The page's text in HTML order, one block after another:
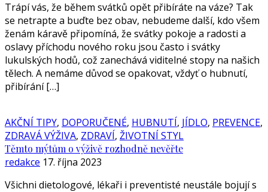
Trápí vás, že během svátků opět přibíráte na váze? Tak
se netrapte a buďte bez obav, nebudeme další, kdo všem
ženám káravě připomíná, že svátky pokoje a radosti a
oslavy příchodu nového roku jsou často i svátky
lukulských hodů, což zanechává viditelné stopy na našich
tělech. A nemáme důvod se opakovat, vždyť o hubnutí,
přibírání […]
AKČNÍ TIPY, DOPORUČENÉ, HUBNUTÍ, JÍDLO, PREVENCE,
ZDRAVÁ VÝŽIVA, ZDRAVÍ, ŽIVOTNÍ STYL
Těmto mýtům o výživě rozhodně nevěřte
redakce 17. října 2023
Všichni dietologové, lékaři i preventisté neustále bojují s